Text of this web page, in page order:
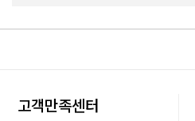
고객만족센터